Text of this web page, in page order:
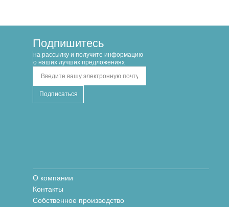
Подпишитесь
на рассылку и получите информацию
о наших лучших предложениях
О компании
Контакты
Собственное производство